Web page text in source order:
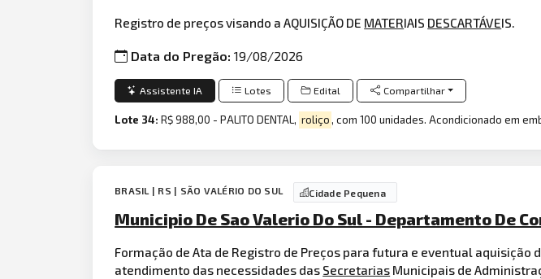
Registro de preços visando a AQUISIÇÃO DE MATERIAIS DESCARTÁVEIS.
Data do Pregão:19/08/2026
Assistente IA Lotes Edital Compartilhar
Lote 34:R$ 988,00 - PALITO DENTAL, roliço, com 100 unidades. Acondicionado em
BRASIL | RS | SÃO VALÉRIO DO SUL Cidade Pequena
Municipio De Sao Valerio Do Sul - Departamento De
Formação de Ata de Registro de Preços para futura e eventual aquisição
atendimento das necessidades das Secretarias Municipais de